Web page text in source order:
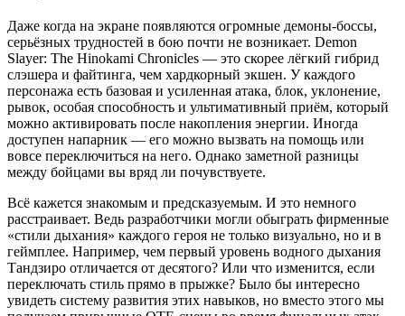
Даже когда на экране появляются огромные демоны‑боссы,
серьёзных трудностей в бою почти не возникает. Demon
Slayer: The Hinokami Chronicles — это скорее лёгкий гибрид
слэшера и файтинга, чем хардкорный экшен. У каждого
персонажа есть базовая и усиленная атака, блок, уклонение,
рывок, особая способность и ультимативный приём, который
можно активировать после накопления энергии. Иногда
доступен напарник — его можно вызвать на помощь или
вовсе переключиться на него. Однако заметной разницы
между бойцами вы вряд ли почувствуете.
Всё кажется знакомым и предсказуемым. И это немного
расстраивает. Ведь разработчики могли обыграть фирменные
«стили дыхания» каждого героя не только визуально, но и в
геймплее. Например, чем первый уровень водного дыхания
Тандзиро отличается от десятого? Или что изменится, если
переключать стиль прямо в прыжке? Было бы интересно
увидеть систему развития этих навыков, но вместо этого мы